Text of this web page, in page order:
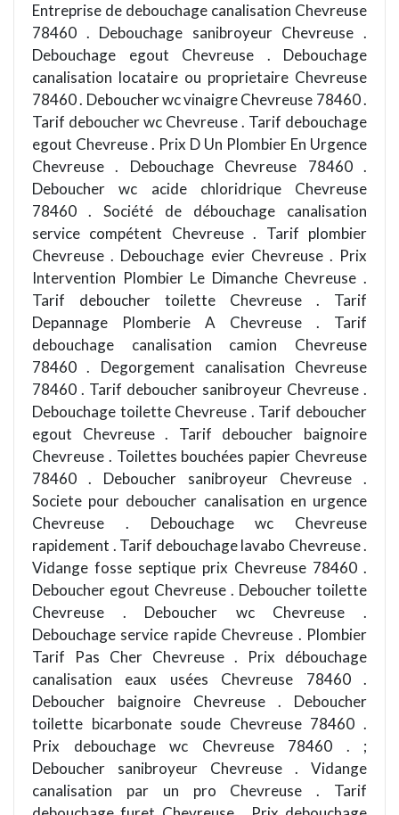
Entreprise de debouchage canalisation Chevreuse
78460 . Debouchage sanibroyeur Chevreuse .
Debouchage egout Chevreuse . Debouchage
canalisation locataire ou proprietaire Chevreuse
78460 . Deboucher wc vinaigre Chevreuse 78460 .
Tarif deboucher wc Chevreuse . Tarif debouchage
egout Chevreuse . Prix D Un Plombier En Urgence
Chevreuse . Debouchage Chevreuse 78460 .
Deboucher wc acide chloridrique Chevreuse
78460 . Société de débouchage canalisation
service compétent Chevreuse . Tarif plombier
Chevreuse . Debouchage evier Chevreuse . Prix
Intervention Plombier Le Dimanche Chevreuse .
Tarif deboucher toilette Chevreuse . Tarif
Depannage Plomberie A Chevreuse . Tarif
debouchage canalisation camion Chevreuse
78460 . Degorgement canalisation Chevreuse
78460 . Tarif deboucher sanibroyeur Chevreuse .
Debouchage toilette Chevreuse . Tarif deboucher
egout Chevreuse . Tarif deboucher baignoire
Chevreuse . Toilettes bouchées papier Chevreuse
78460 . Deboucher sanibroyeur Chevreuse .
Societe pour deboucher canalisation en urgence
Chevreuse . Debouchage wc Chevreuse
rapidement . Tarif debouchage lavabo Chevreuse .
Vidange fosse septique prix Chevreuse 78460 .
Deboucher egout Chevreuse . Deboucher toilette
Chevreuse . Deboucher wc Chevreuse .
Debouchage service rapide Chevreuse . Plombier
Tarif Pas Cher Chevreuse . Prix débouchage
canalisation eaux usées Chevreuse 78460 .
Deboucher baignoire Chevreuse . Deboucher
toilette bicarbonate soude Chevreuse 78460 .
Prix debouchage wc Chevreuse 78460 . ;
Deboucher sanibroyeur Chevreuse . Vidange
canalisation par un pro Chevreuse . Tarif